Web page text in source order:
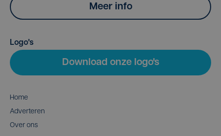
Meer info
Logo's
Download onze logo's
Home
Adverteren
Over ons